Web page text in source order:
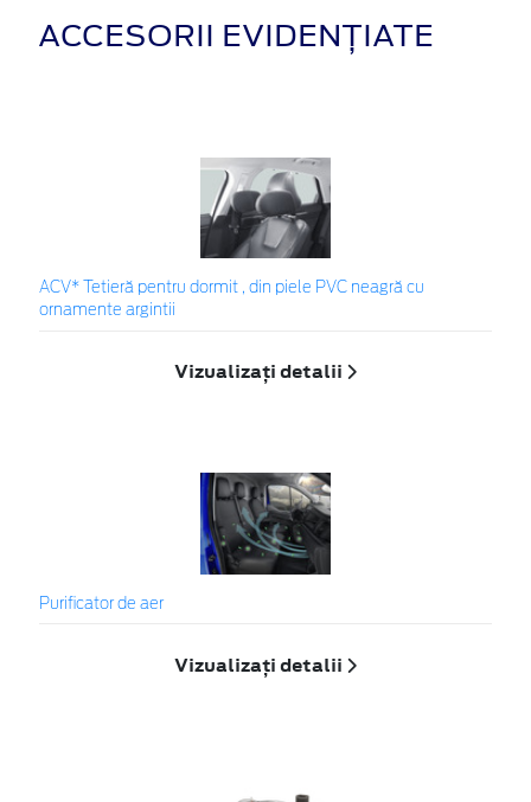
ACCESORII EVIDENȚIATE
ACV* Tetieră pentru dormit , din piele PVC neagră cu
ornamente argintii
Vizualizați detalii
Purificator de aer
Vizualizați detalii